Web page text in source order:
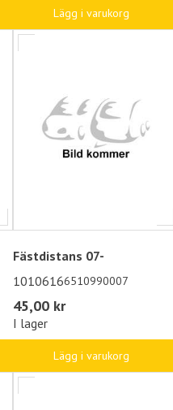
Lägg i varukorg
Fästdistans 07-
10106166510990007
45,00 kr
I lager
Lägg i varukorg